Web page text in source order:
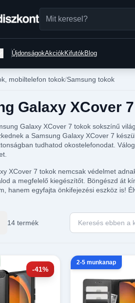
ÚjdonságokAkciókKifutókBlog
mobiltelefon tokok Samsung tokok
Galaxy XCover
Galaxy XCover 7 tokok sokszínű
a Samsung Galaxy XCover 7
tudhatod okostelefonodat.
XCover 7 tokok nemcsak védelmet
a megfelelő kiegészítőt. Böngészd át
hanem egyfajta önkifejezési eszköz is!
14 termék
Keresés ebben a
-41%
2-5 munkanap